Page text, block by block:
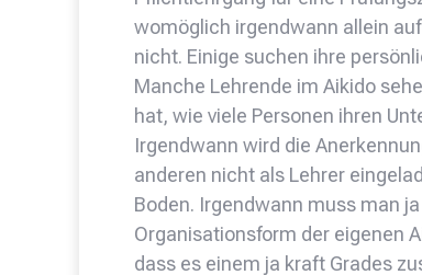
womöglich irgendwann allein
nicht. Einige suchen ihre
Manche Lehrende im Aikido
hat, wie viele Personen ihren
Irgendwann wird die
anderen nicht als Lehrer
Boden. Irgendwann muss man
Organisationsform der eigenen
dass es einem ja kraft Grades